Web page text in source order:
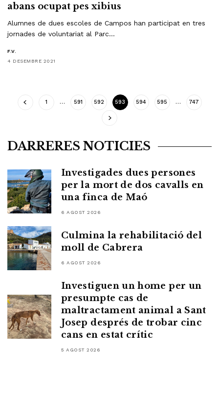
abans ocupat pes xibius
Alumnes de dues escoles de Campos han participat en tres
jornades de voluntariat al Parc…
F.V.
4 DESEMBRE 2021
1 … 591 592 593 594 595 … 747
DARRERES NOTICIES
Investigades dues persones
per la mort de dos cavalls en
una finca de Maó
6 AGOST 2026
Culmina la rehabilitació del
moll de Cabrera
6 AGOST 2026
Investiguen un home per un
presumpte cas de
maltractament animal a Sant
Josep després de trobar cinc
cans en estat crític
5 AGOST 2026